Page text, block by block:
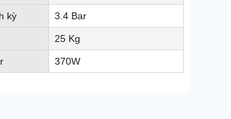
kỳ 3.4 Bar
25 Kg
370W